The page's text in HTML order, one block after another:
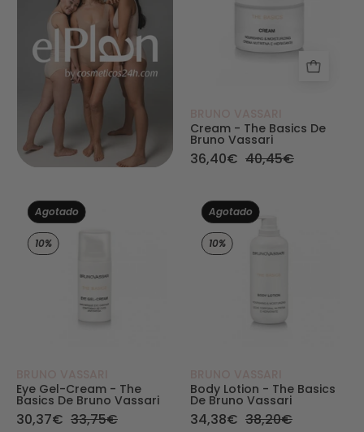
Cream - The Basics De
Bruno Vassari
36,40€ 40,45€
Eye Gel - Cream - The Basics de Bruno
Agotado
10%
Eye Gel-Cream - The
Basics De Bruno Vassari
30,37€ 33,75€
Agotado
10%
Body Lotion - The Basics
De Bruno Vassari
34,38€ 38,20€